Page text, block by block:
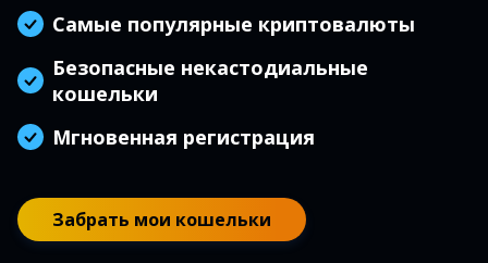
Самые популярные криптовалюты
Безопасные некастодиальные
кошельки
Мгновенная регистрация
Забрать мои кошельки